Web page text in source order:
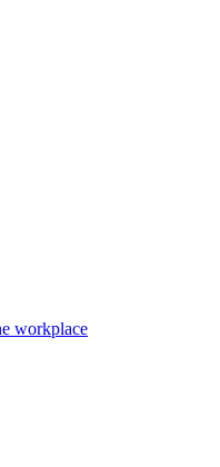
workplace